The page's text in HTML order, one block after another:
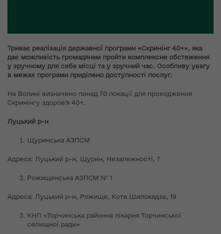
Триває реалізація державної програми «Скринінг 40+», яка
дає можливість громадянам пройти комплексне обстеження
у зручному для себе місці та у зручний час. Особливу увагу
в межах програми приділено доступності послуг.
На Волині визначено понад 70 локації для проходження
Скринінгу здоров’я 40+.
Луцький р-н
Щуринська АЗПСМ
Адреса: Луцький р-н, Щурин, Незалежності, 7
Рожищенська АЗПСМ № 1
Адреса: Луцький р-н, Рожище, Коте Шилокадзе, 19
КНП «Торчинська районна лікарня Торчинської
селищної ради»